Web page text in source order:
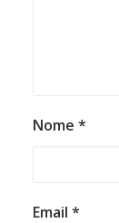
Nome *
Email *